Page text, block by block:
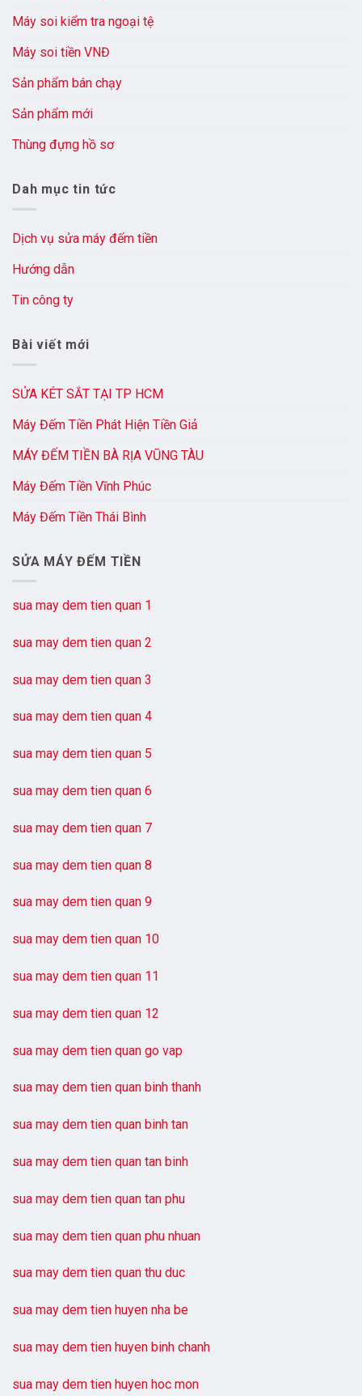
Máy soi kiểm tra ngoại tệ
Máy soi tiền VNĐ
Sản phẩm bán chạy
Sản phẩm mới
Thùng đựng hồ sơ
Dah mục tin tức
Dịch vụ sửa máy đếm tiền
Hướng dẫn
Tin công ty
Bài viết mới
SỬA KÉT SẮT TẠI TP HCM
Máy Đếm Tiền Phát Hiện Tiền Giả
MÁY ĐẾM TIỀN BÀ RỊA VŨNG TÀU
Máy Đếm Tiền Vĩnh Phúc
Máy Đếm Tiền Thái Bình
SỬA MÁY ĐẾM TIỀN
sua may dem tien quan 1
sua may dem tien quan 2
sua may dem tien quan 3
sua may dem tien quan 4
sua may dem tien quan 5
sua may dem tien quan 6
sua may dem tien quan 7
sua may dem tien quan 8
sua may dem tien quan 9
sua may dem tien quan 10
sua may dem tien quan 11
sua may dem tien quan 12
sua may dem tien quan go vap
sua may dem tien quan binh thanh
sua may dem tien quan binh tan
sua may dem tien quan tan binh
sua may dem tien quan tan phu
sua may dem tien quan phu nhuan
sua may dem tien quan thu duc
sua may dem tien huyen nha be
sua may dem tien huyen binh chanh
sua may dem tien huyen hoc mon